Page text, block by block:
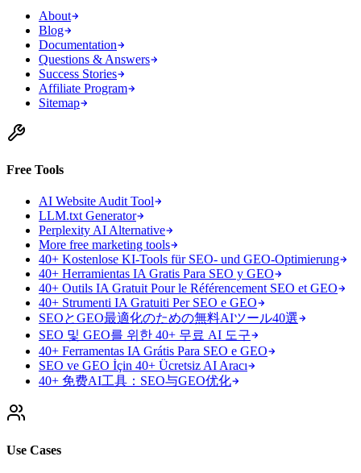
About
Blog
Documentation
Questions & Answers
Success Stories
Affiliate Program
Sitemap
Free Tools
AI Website Audit Tool
LLM.txt Generator
Perplexity AI Alternative
More free marketing tools
40+ Kostenlose KI-Tools für SEO- und GEO-Optimierung
40+ Herramientas IA Gratis Para SEO y GEO
40+ Outils IA Gratuit Pour le Référencement SEO et GEO
40+ Strumenti IA Gratuiti Per SEO e GEO
SEOとGEO最適化のための無料AIツール40選
SEO 및 GEO를 위한 40+ 무료 AI 도구
40+ Ferramentas IA Grátis Para SEO e GEO
SEO ve GEO İçin 40+ Ücretsiz AI Aracı
40+ 免费AI工具：SEO与GEO优化
Use Cases